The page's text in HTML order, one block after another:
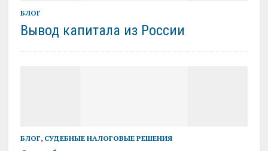
БЛОГ
Вывод капитала из России
БЛОГ, СУДЕБНЫЕ НАЛОГОВЫЕ РЕШЕНИЯ